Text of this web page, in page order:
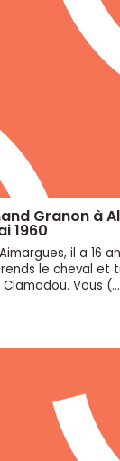
Granon à
1960
il a 16
le cheval et
Vous